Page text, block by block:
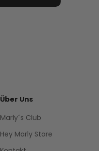
Über Uns
Marly´s Club
Hey Marly Store